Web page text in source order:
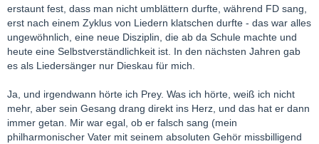
erstaunt fest, dass man nicht umblättern durfte, während FD sang,
erst nach einem Zyklus von Liedern klatschen durfte - das war alles
ungewöhnlich, eine neue Disziplin, die ab da Schule machte und
heute eine Selbstverständlichkeit ist. In den nächsten Jahren gab
es als Liedersänger nur Dieskau für mich.
Ja, und irgendwann hörte ich Prey. Was ich hörte, weiß ich nicht
mehr, aber sein Gesang drang direkt ins Herz, und das hat er dann
immer getan. Mir war egal, ob er falsch sang (mein
philharmonischer Vater mit seinem absoluten Gehör missbilligend